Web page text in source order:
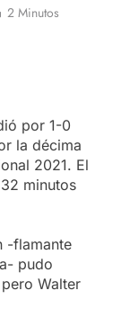
2 Minutos
por 1-0
la décima
2021. El
minutos
-flamante
pudo
Walter